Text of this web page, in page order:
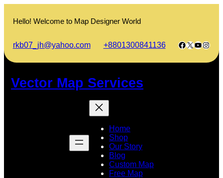
content
Hello! Welcome to Map Designer World
rkb07_jh@yahoo.com +8801300841136 Facebook
X
Vector Map Services
Home
Shop
Our Story
Blog
Custom Map
Free Map